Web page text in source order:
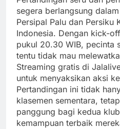
segera berlangsung
Persipal Palu dan Persiku
Indonesia. Dengan kick-
pukul 20.30 WIB, pecinta
tentu tidak mau
Streaming gratis di
untuk menyaksikan aksi
Pertandingan ini tidak
klasemen sementara,
panggung bagi kedua
kemampuan terbaik